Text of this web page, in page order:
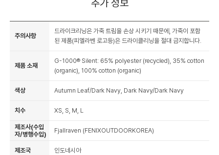
추가 정보
주의사항
드라이크리닝은 가죽 트림을 손상 시키기 때문에, 가죽이 포함
된 제품(피엘라벤 로고등)은 드라이클리닝을 절대 금지합니다.
제품 소재
G-1000® Silent: 65% polyester (recycled), 35% cotton
(organic), 100% cotton (organic)
색상 Autumn Leaf/Dark Navy, Dark Navy/Dark Navy
치수 XS, S, M, L
제조사(수입
자/병행수입)
Fjallraven (FENIXOUTDOORKOREA)
제조국 인도네시아